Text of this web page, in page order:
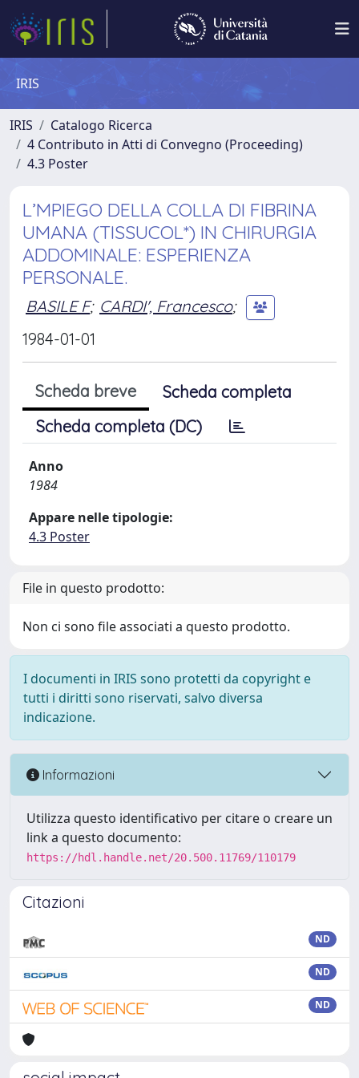
IRIS
IRIS
Catalogo Ricerca
4 Contributo in Atti di Convegno (Proceeding)
4.3 Poster
L’MPIEGO DELLA COLLA DI FIBRINA
UMANA (TISSUCOL*) IN CHIRURGIA
ADDOMINALE: ESPERIENZA
PERSONALE.
BASILE F; CARDI', Francesco;
1984-01-01
Scheda breve
Scheda completa
Scheda completa (DC)
Anno
1984
Appare nelle tipologie:
4.3 Poster
File in questo prodotto:
Non ci sono file associati a questo prodotto.
I documenti in IRIS sono protetti da copyright e
tutti i diritti sono riservati, salvo diversa
indicazione.
Informazioni
Utilizza questo identificativo per citare o creare un
link a questo documento:
https://hdl.handle.net/20.500.11769/110179
Citazioni
ND
ND
ND